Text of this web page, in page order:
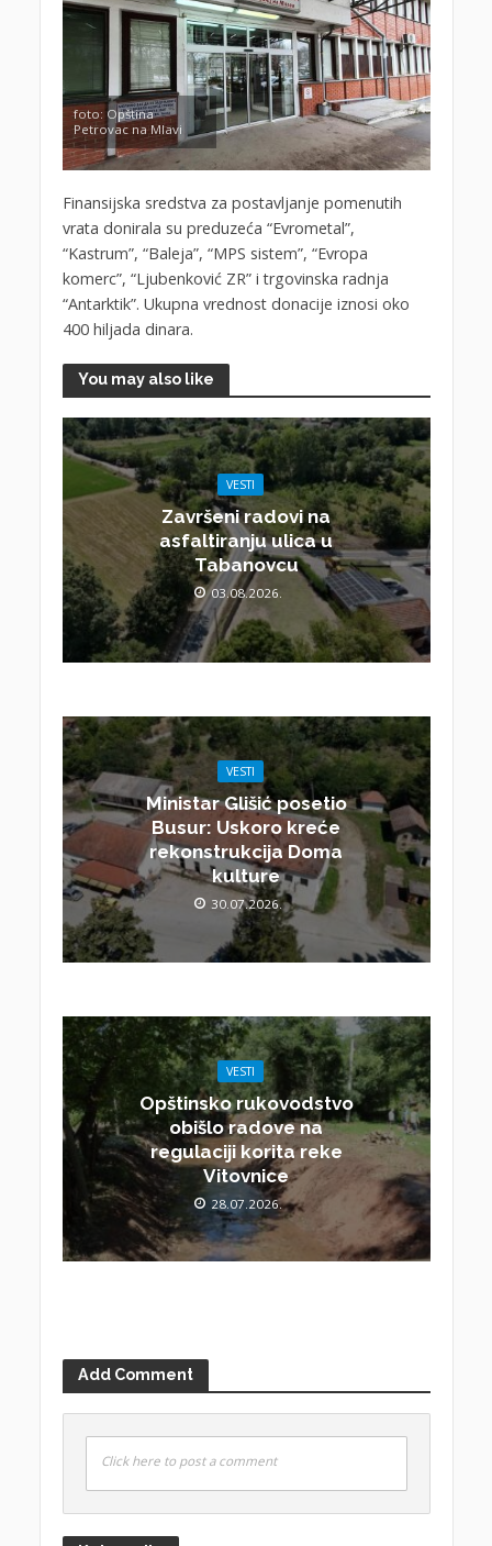
foto: Opština
Petrovac na Mlavi
Finansijska sredstva za postavljanje pomenutih
vrata donirala su preduzeća “Evrometal”,
“Kastrum”, “Baleja”, “MPS sistem”, “Evropa
komerc”, “Ljubenković ZR” i trgovinska radnja
“Antarktik”. Ukupna vrednost donacije iznosi oko
400 hiljada dinara.
You may also like
VESTI
Završeni radovi na
asfaltiranju ulica u
Tabanovcu
03.08.2026.
VESTI
Ministar Glišić posetio
Busur: Uskoro kreće
rekonstrukcija Doma
kulture
30.07.2026.
VESTI
Opštinsko rukovodstvo
obišlo radove na
regulaciji korita reke
Vitovnice
28.07.2026.
Add Comment
Click here to post a comment